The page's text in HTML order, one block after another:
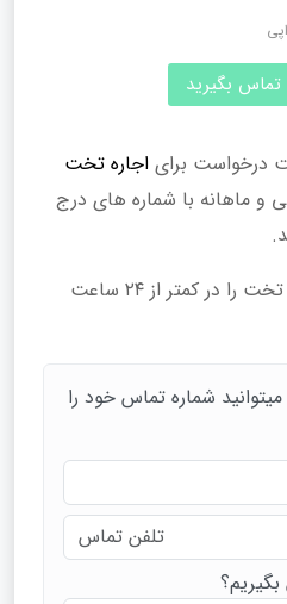
تماس بگیرید
درخواست برای اجاره تخت
و ماهانه با شماره های درج
همین حالا تماس بگیرید و تخت را در کمتر از ۲۴ ساعت
شماره تماس خود را